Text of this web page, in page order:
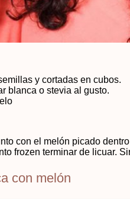
y cortadas en cubos.
blanca o stevia al gusto.
con el melón picado
frozen terminar de licuar.
con melón